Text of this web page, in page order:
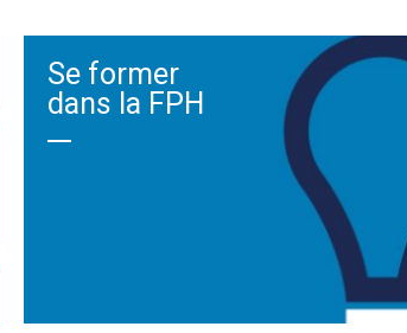
Se former
dans la FPH